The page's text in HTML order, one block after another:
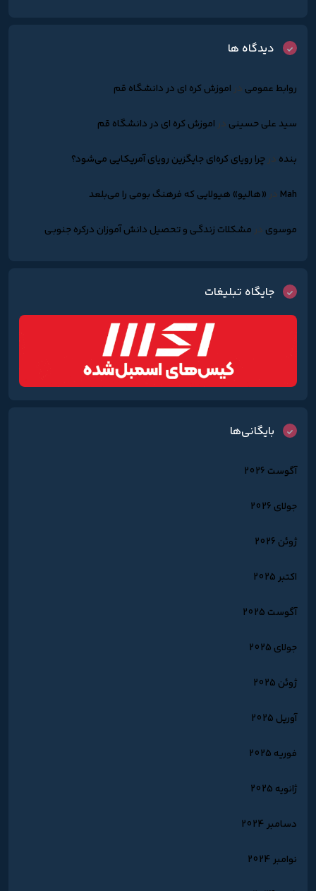
دیدگاه ها
روابط عمومی دراموزش کره ای در دانشگاه قم
سید علی حسینی دراموزش کره ای در دانشگاه قم
بنده درچرا رویای کره‌ای جایگزین رویای آمریکایی می‌شود؟
Mah در«هالیو» هیولایی که فرهنگ بومی را می‌بلعد
موسوی درمشکلات زندگـی و تحصیل دانش آموزان درکره جنوبـی
جایگاه تبلیغات
بایگانی‌ها
آگوست 2026
جولای 2026
ژوئن 2026
اکتبر 2025
آگوست 2025
جولای 2025
ژوئن 2025
آوریل 2025
فوریه 2025
ژانویه 2025
دسامبر 2024
نوامبر 2024